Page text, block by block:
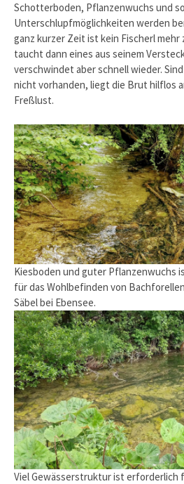
Schotterboden, Pflanzenwuchs und
Unterschlupfmöglichkeiten werden
ganz kurzer Zeit ist kein Fischerl mehr
taucht dann eines aus seinem
verschwindet aber schnell wieder.
nicht vorhanden, liegt die Brut hilflos
Freßlust.
Kiesboden und guter Pflanzenwuchs
für das Wohlbefinden von
Säbel bei Ebensee.
Viel Gewässerstruktur ist erforderlich